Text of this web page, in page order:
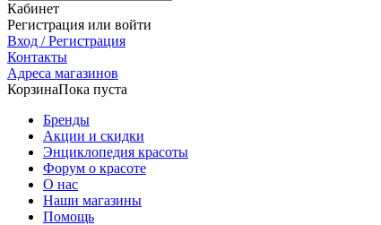
Кабинет
Регистрация или войти
Вход / Регистрация
Контакты
Адреса магазинов
КорзинаПока пуста
Бренды
Акции и скидки
Энциклопедия красоты
Форум о красоте
О нас
Наши магазины
Помощь